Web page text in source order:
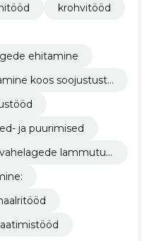
krohvitööd
ehitamine
koos soojustustö
ja puurimised
lammutus